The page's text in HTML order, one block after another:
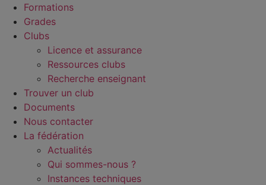
Formations
Grades
Clubs
Licence et assurance
Ressources clubs
Recherche enseignant
Trouver un club
Documents
Nous contacter
La fédération
Actualités
Qui sommes-nous ?
Instances techniques